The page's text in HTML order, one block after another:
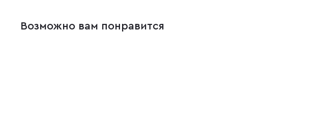
Возможно вам понравится